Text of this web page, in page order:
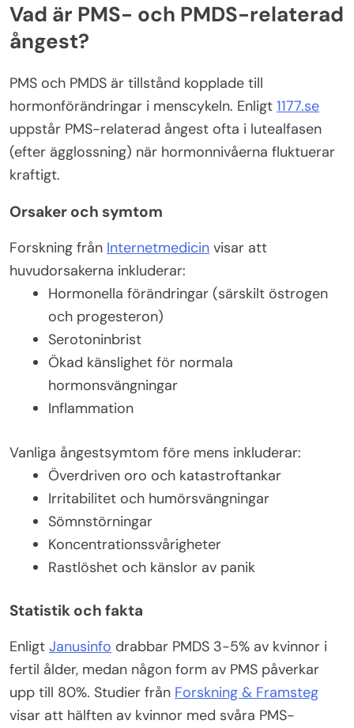
Vad är PMS- och PMDS-relaterad
ångest?
PMS och PMDS är tillstånd kopplade till
hormonförändringar i menscykeln. Enligt 1177.se
uppstår PMS-relaterad ångest ofta i lutealfasen
(efter ägglossning) när hormonnivåerna fluktuerar
kraftigt.
Orsaker och symtom
Forskning från Internetmedicin visar att
huvudorsakerna inkluderar:
Hormonella förändringar (särskilt östrogen
och progesteron)
Serotoninbrist
Ökad känslighet för normala
hormonsvängningar
Inflammation
Vanliga ångestsymtom före mens inkluderar:
Överdriven oro och katastroftankar
Irritabilitet och humörsvängningar
Sömnstörningar
Koncentrationssvårigheter
Rastlöshet och känslor av panik
Statistik och fakta
Enligt Janusinfo drabbar PMDS 3-5% av kvinnor i
fertil ålder, medan någon form av PMS påverkar
upp till 80%. Studier från Forskning & Framsteg
visar att hälften av kvinnor med svåra PMS-